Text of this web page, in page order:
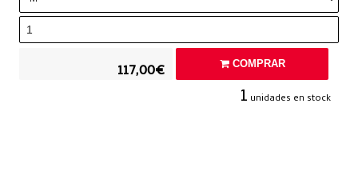
117,00€ COMPRAR
1 unidades en stock